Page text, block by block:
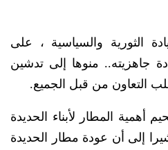
الثورية والسياسية ، على
جاهزيته.. منوها إلى تدشين
التعاون من قبل الجميع.
أهمية المطار لأبناء الحديدة
إلى أن عودة مطار الحديدة